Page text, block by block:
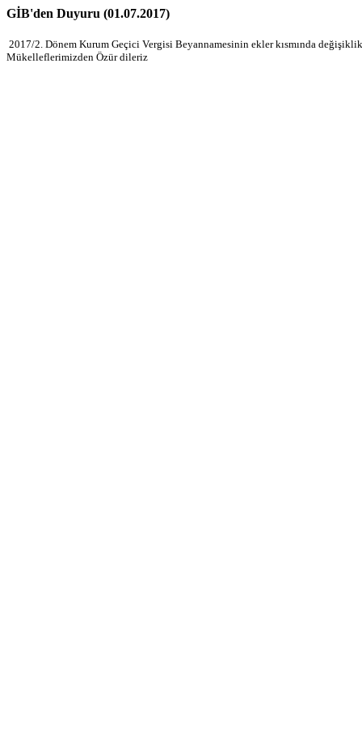
GİB'den Duyuru (01.07.2017)
2017/2. Dönem Kurum Geçici Vergisi Beyannamesinin ekler kısmında
Mükelleflerimizden Özür dileriz